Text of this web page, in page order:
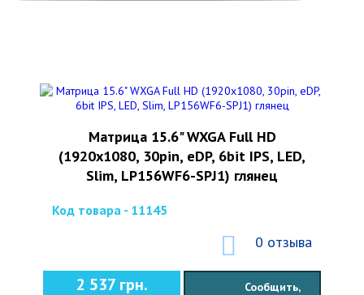
Матрица 15.6" WXGA Full HD
(1920x1080, 30pin, eDP, 6bit IPS, LED,
Slim, LP156WF6-SPJ1) глянец
Код товара - 11145
0 отзыва
2 537 грн.
Сообщить,